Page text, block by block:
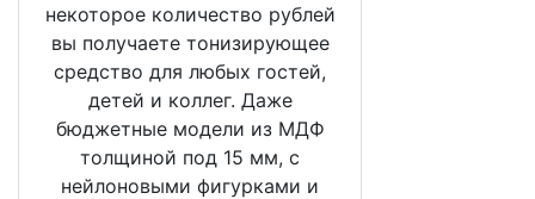
некоторое количество рублей
вы получаете тонизирующее
средство для любых гостей,
детей и коллег. Даже
бюджетные модели из МДФ
толщиной под 15 мм, с
нейлоновыми фигурками и